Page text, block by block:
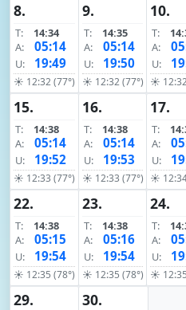
8.
T:
14:34
A:
05:14
U: 19:49
☀ 12:32 (77°)
9.
T:
14:35
A:
05:14
U: 19:50
☀ 12:32 (77°)
10.
T:
A:
U:
☀
15.
T:
14:38
A:
05:14
U: 19:52
☀ 12:33 (77°)
16.
T:
14:38
A:
05:14
U: 19:53
☀ 12:33 (77°)
17.
T:
A:
U:
☀
22.
T:
14:38
A:
05:15
U: 19:54
☀ 12:35 (78°)
23.
T:
14:38
A:
05:16
U: 19:54
☀ 12:35 (78°)
24.
T:
A:
U:
☀
29. 30.